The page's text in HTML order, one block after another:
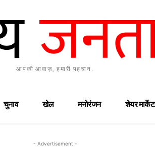
आपकी आवाज़, हमारी पहचान.
चुनाव खेल मनोरंजन शेयर मार्केट
- Advertisement -